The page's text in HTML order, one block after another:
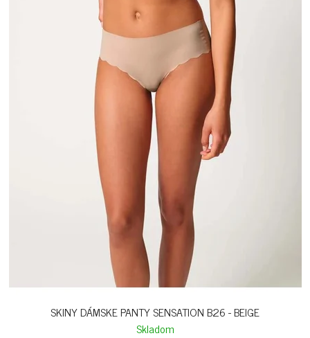
SKINY DÁMSKE PANTY SENSATION B26 - BEIGE
Skladom